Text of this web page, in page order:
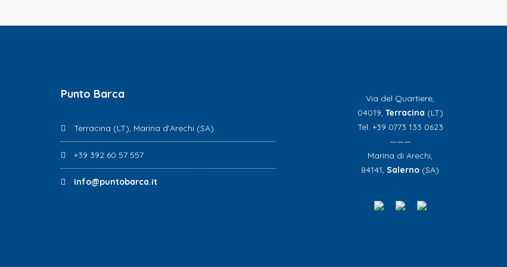
Punto Barca
Terracina (LT), Marina d’Arechi (SA)
+39 392 60 57 557
info@puntobarca.it
Via del Quartiere,
04019, Terracina (LT)
Tel. +39 0773 133 0623
———
Marina di Arechi,
84141,Salerno (SA)